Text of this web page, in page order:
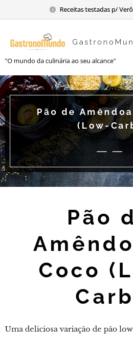
Receitas testadas p/
"O mundo da culinária ao seu alcance"
Pão de
(Low-
Pão
Coco
Uma deliciosa variação de pão